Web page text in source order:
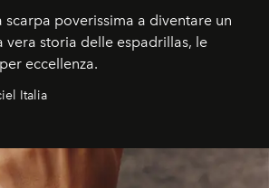
scarpa poverissima a diventare un
vera storia delle espadrillas, le
eccellenza.
Italia